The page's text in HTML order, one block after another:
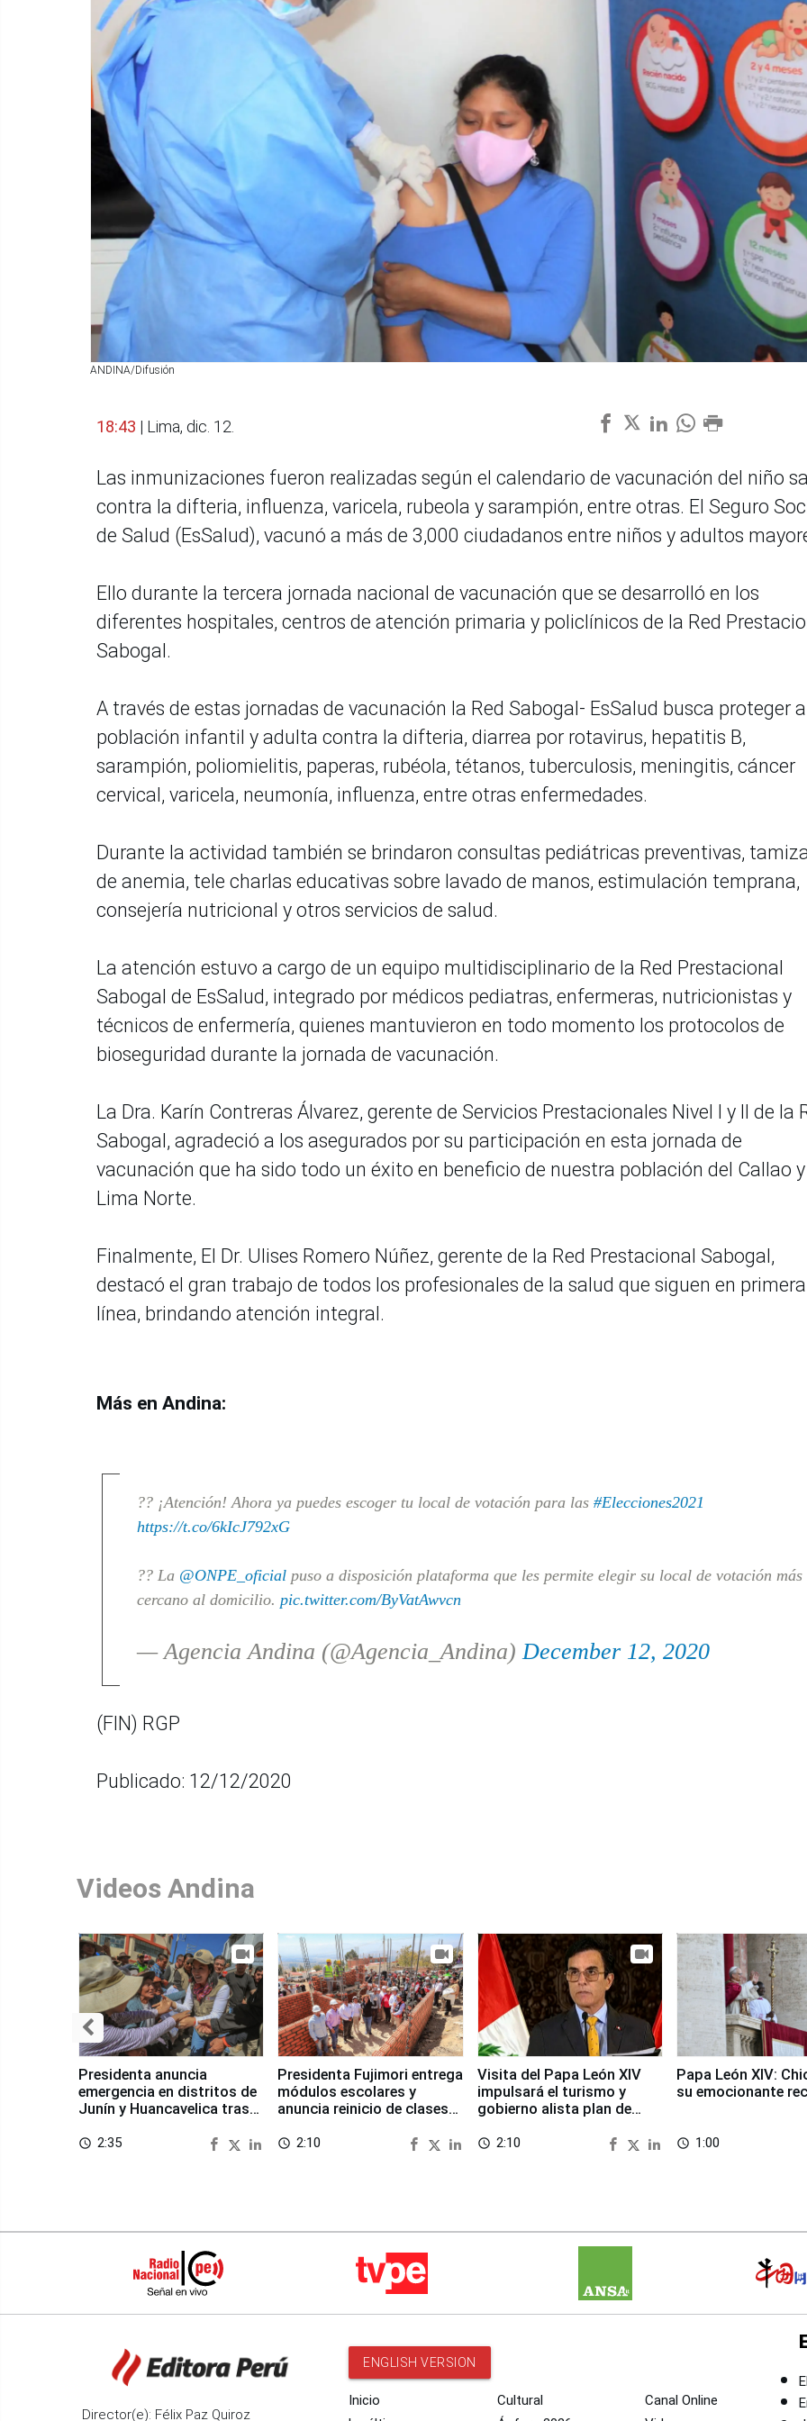
ANDINA/Difusión
18:43 | Lima, dic. 12.
Las inmunizaciones fueron realizadas según el calendario de vacunación del niño
contra la difteria, influenza, varicela, rubeola y sarampión, entre otras. El Seguro
de Salud (EsSalud), vacunó a más de 3,000 ciudadanos entre niños y adultos
Ello durante la tercera jornada nacional de vacunación que se desarrolló en los
diferentes hospitales, centros de atención primaria y policlínicos de la Red
Sabogal.
A través de estas jornadas de vacunación la Red Sabogal- EsSalud busca proteger
población infantil y adulta contra la difteria, diarrea por rotavirus, hepatitis B,
sarampión, poliomielitis, paperas, rubéola, tétanos, tuberculosis, meningitis, cáncer
cervical, varicela, neumonía, influenza, entre otras enfermedades.
Durante la actividad también se brindaron consultas pediátricas preventivas,
de anemia, tele charlas educativas sobre lavado de manos, estimulación temprana,
consejería nutricional y otros servicios de salud.
La atención estuvo a cargo de un equipo multidisciplinario de la Red Prestacional
Sabogal de EsSalud, integrado por médicos pediatras, enfermeras, nutricionistas y
técnicos de enfermería, quienes mantuvieron en todo momento los protocolos de
bioseguridad durante la jornada de vacunación.
La Dra. Karín Contreras Álvarez, gerente de Servicios Prestacionales Nivel I y II de la
Sabogal, agradeció a los asegurados por su participación en esta jornada de
vacunación que ha sido todo un éxito en beneficio de nuestra población del Callao y
Lima Norte.
Finalmente, El Dr. Ulises Romero Núñez, gerente de la Red Prestacional Sabogal,
destacó el gran trabajo de todos los profesionales de la salud que siguen en primera
línea, brindando atención integral.
Más en Andina:
?? ¡Atención! Ahora ya puedes escoger tu local de votación para las #Elecciones2021
https://t.co/6kIcJ792xG
?? La @ONPE_oficialpuso a disposición plataforma que les permite elegir su local de votación más
cercano al domicilio. pic.twitter.com/ByVatAwvcn
— Agencia Andina (@Agencia_Andina)December 12, 2020
(FIN) RGP
Publicado: 12/12/2020
Videos Andina
Presidenta anuncia
emergencia en distritos de
Junín y Huancavelica tras
access_time 2:35
Presidenta Fujimori entrega
módulos escolares y
anuncia reinicio de clases
access_time 2:10
Visita del Papa León XIV
impulsará el turismo y
gobierno alista plan de
access_time 2:10
Papa León XIV:
su emocionante
access_time 1:00
Director(e): Félix Paz Quiroz
ENGLISH VERSION
Inicio
Cultural
Canal Online